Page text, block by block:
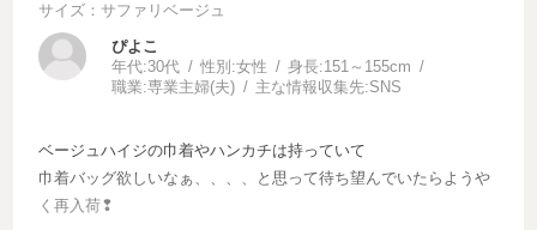
サイズ：サファリベージュ
ぴよこ
年代:30代 性別:女性 身長:151～155cm
職業:専業主婦(夫) 主な情報収集先:SNS
ベージュハイジの巾着やハンカチは持っていて
巾着バッグ欲しいなぁ、、、、と思って待ち望んでいたらよう
く再入荷❢